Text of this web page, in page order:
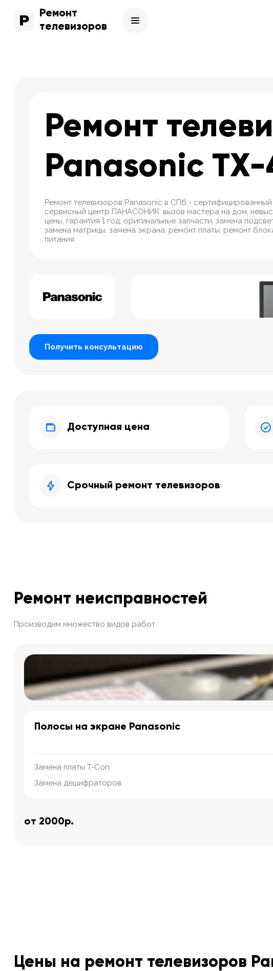
Ремонт
телевизоров
Ремонт
Panasonic TX-
Ремонт телевизоров Panasonic в СПб - сертифицированный
сервисный центр ПАНАСОНИК: вызов мастера на дом,
цены, гарантия 1 год, оригинальные запчасти, замена
замена матрицы, замена экрана, ремонт платы, ремонт
питания.
Получить консультацию
Доступная цена
Срочный ремонт телевизоров
Ремонт неисправностей
Производим множество видов работ
Полосы на экране Panasonic
Замена платы T-Con
Замена дешифраторов
от 2000р.
Цены на ремонт телевизоров